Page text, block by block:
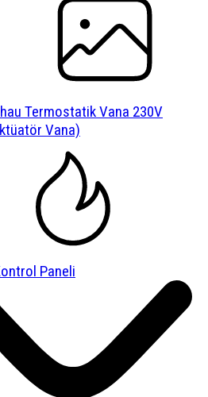
Termostatik Vana 230V
Vana)
Paneli